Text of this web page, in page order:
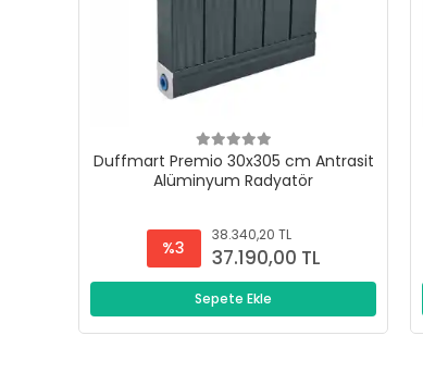
Duffmart Premio 30x305 cm Antrasit
Alüminyum Radyatör
%3
38.340,20 TL
37.190,00 TL
Sepete Ekle